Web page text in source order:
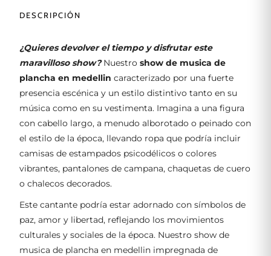
DESCRIPCIÓN
¿Quieres devolver el tiempo y disfrutar este
maravilloso show? Nuestro show de musica de
plancha en medellin caracterizado por una fuerte
presencia escénica y un estilo distintivo tanto en su
música como en su vestimenta. Imagina a una figura
con cabello largo, a menudo alborotado o peinado con
el estilo de la época, llevando ropa que podría incluir
camisas de estampados psicodélicos o colores
vibrantes, pantalones de campana, chaquetas de cuero
o chalecos decorados.
Este cantante podría estar adornado con símbolos de
paz, amor y libertad, reflejando los movimientos
culturales y sociales de la época. Nuestro show de
musica de plancha en medellin impregnada de